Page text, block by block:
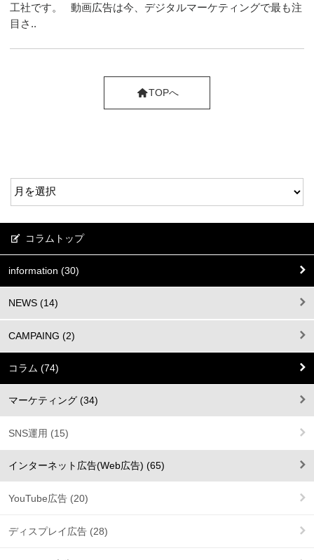
工社です。 動画広告は今、デジタルマーケティングで最も注
目さ..
TOPへ
コラムトップ
information (30)
NEWS (14)
CAMPAING (2)
コラム (74)
マーケティング (34)
SNS運用 (15)
インターネット広告(Web広告) (65)
YouTube広告 (20)
ディスプレイ広告 (28)